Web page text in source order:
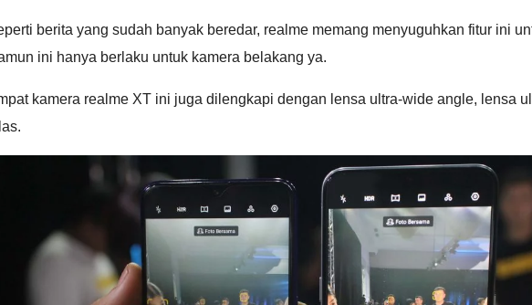
berita yang sudah banyak beredar, realme memang menyuguhkan fitur ini
ini hanya berlaku untuk kamera belakang ya.
kamera realme XT ini juga dilengkapi dengan lensa ultra-wide angle, lensa